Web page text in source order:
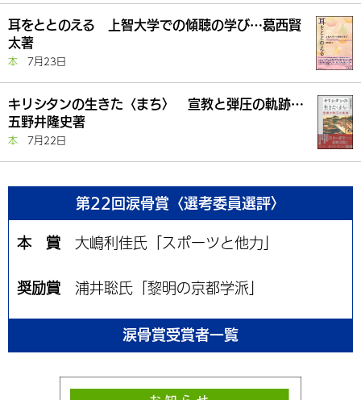
耳をととのえる 上智大学での傾聴の学び…葛西賢
太著
本 7月23日
キリシタンの生きた〈まち〉 宣教と弾圧の軌跡…
五野井隆史著
本 7月22日
第22回涙骨賞〈選考委員選評〉
本 賞 大嶋利佳氏「スポーツと他力」
奨励賞 浦井聡氏「黎明の京都学派」
涙骨賞受賞者一覧